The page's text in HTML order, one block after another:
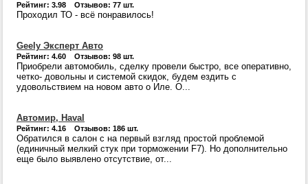
Рейтинг: 3.98 Отзывов: 77 шт.
Проходил ТО - всё понравилось!
Geely Эксперт Авто
Рейтинг: 4.60 Отзывов: 98 шт.
Приобрели автомобиль, сделку провели быстро, все оперативно,
четко- довольны и системой скидок, будем ездить с
удовольствием на новом авто о Иле. О...
Автомир, Haval
Рейтинг: 4.16 Отзывов: 186 шт.
Обратился в салон с на первый взгляд простой проблемой
(единичный мелкий стук при торможении F7). Но дополнительно
еще было выявлено отсутствие, от...